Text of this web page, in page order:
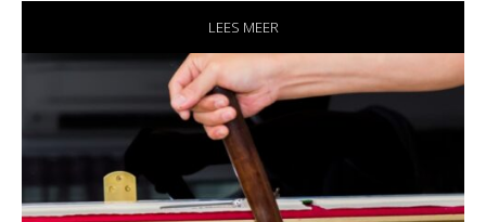
LEES MEER